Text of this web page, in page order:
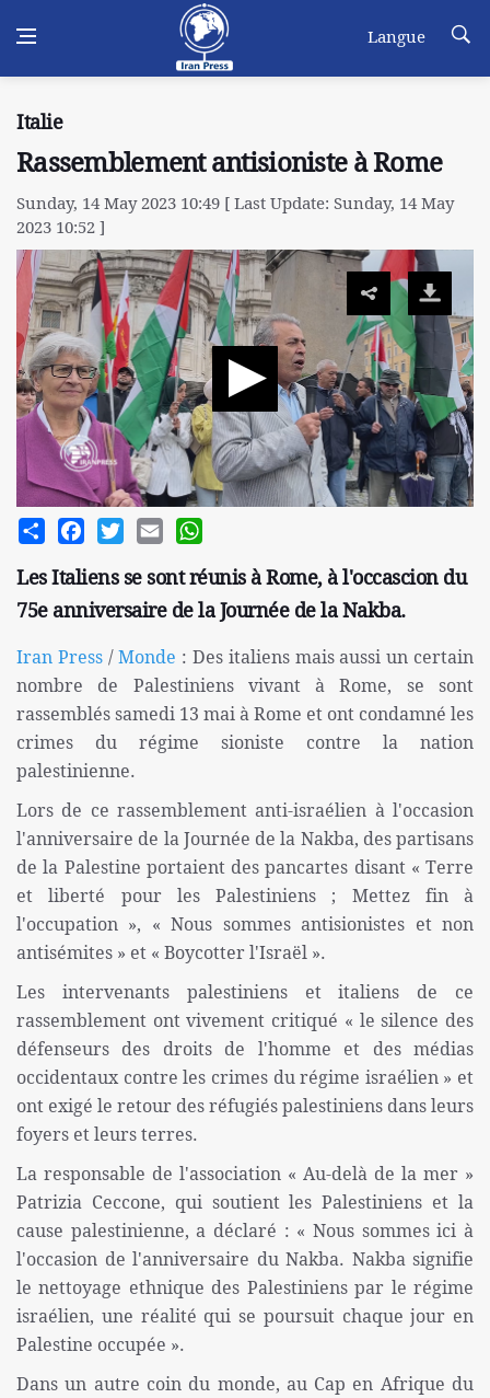
Langue
Italie
Rassemblement antisioniste à Rome
Sunday, 14 May 2023 10:49 [ Last Update: Sunday, 14 May
2023 10:52 ]
Share FacebookTwitterEmail
Les Italiens se sont réunis à Rome, à l'occascion du
75e anniversaire de la Journée de la Nakba.
Iran Press/Monde : Des italiens mais aussi un certain
nombre de Palestiniens vivant à Rome, se sont
rassemblés samedi 13 mai à Rome et ont condamné les
crimes du régime sioniste contre la nation
palestinienne.
Lors de ce rassemblement anti-israélien à l'occasion
l'anniversaire de la Journée de la Nakba, des partisans
de la Palestine portaient des pancartes disant « Terre
et liberté pour les Palestiniens ; Mettez fin à
l'occupation », « Nous sommes antisionistes et non
antisémites » et « Boycotter l'Israël ».
Les intervenants palestiniens et italiens de ce
rassemblement ont vivement critiqué « le silence des
défenseurs des droits de l'homme et des médias
occidentaux contre les crimes du régime israélien » et
ont exigé le retour des réfugiés palestiniens dans leurs
foyers et leurs terres.
La responsable de l'association « Au-delà de la mer »
Patrizia Ceccone, qui soutient les Palestiniens et la
cause palestinienne, a déclaré : « Nous sommes ici à
l'occasion de l'anniversaire du Nakba. Nakba signifie
le nettoyage ethnique des Palestiniens par le régime
israélien, une réalité qui se poursuit chaque jour en
Palestine occupée ».
Dans un autre coin du monde, au Cap en Afrique du